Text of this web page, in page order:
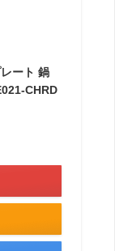
ート 鍋
CHRD